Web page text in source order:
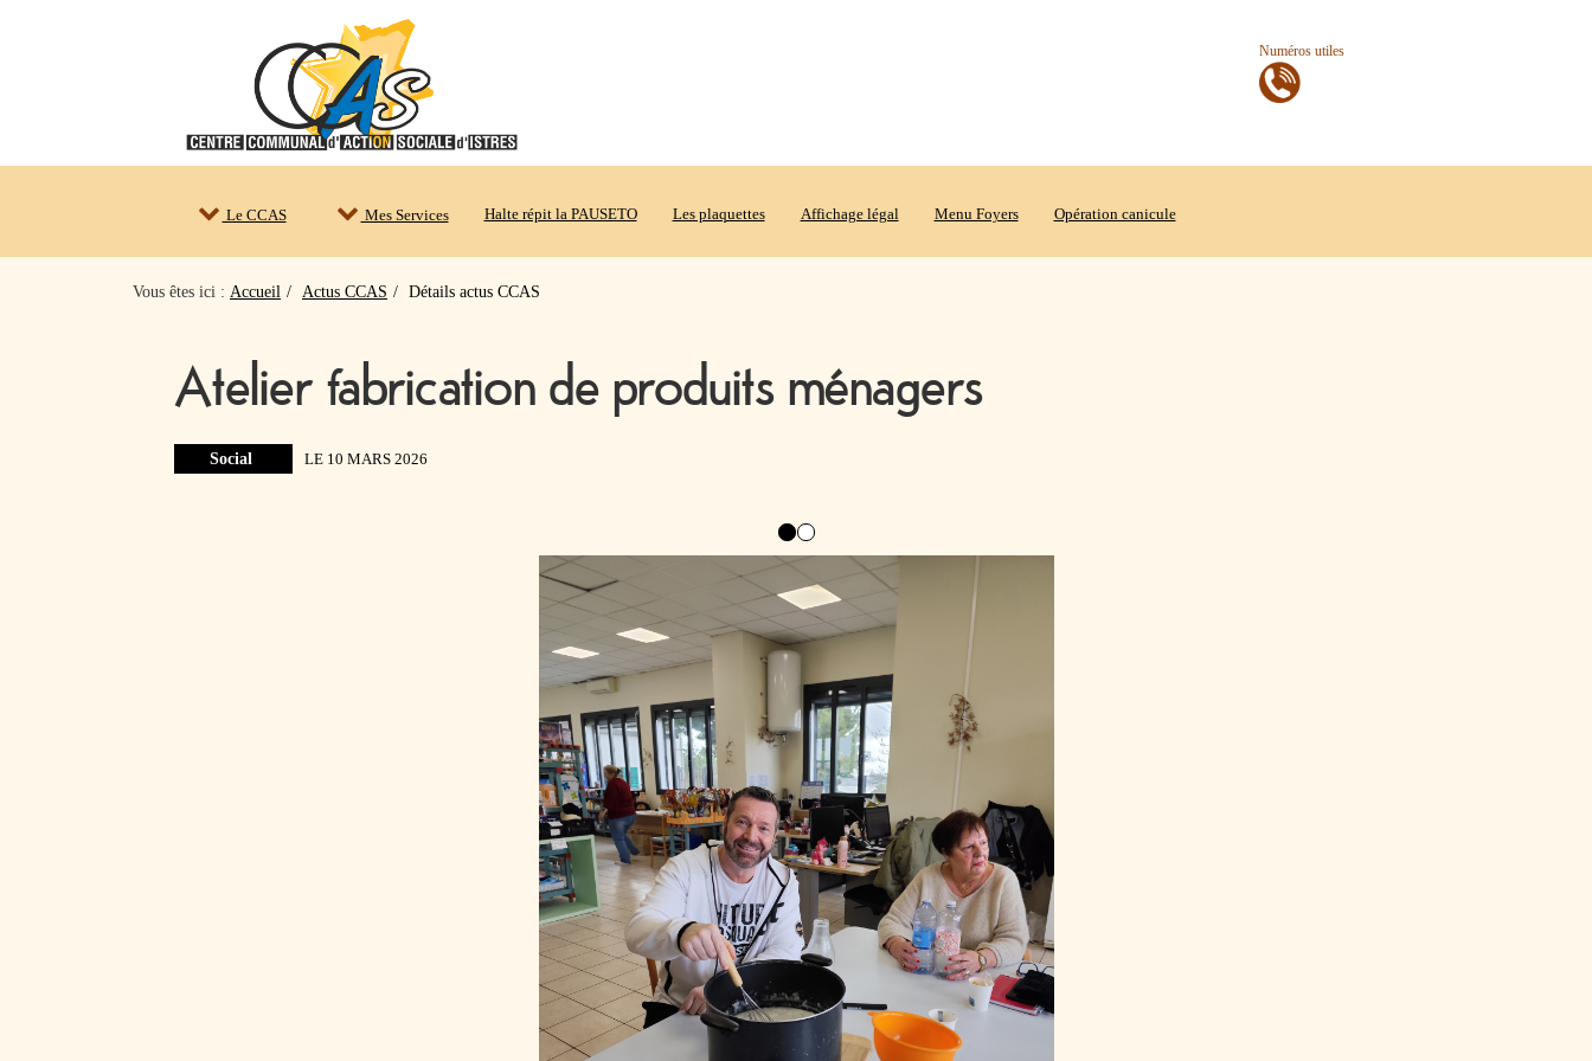
Numéros utiles
Le CCAS Mes Services Halte répit la PAUSETO Les plaquettes Affichage légal Menu Foyers Opération canicule
Vous êtes ici : Accueil Actus CCAS Détails actus CCAS
Atelier fabrication de produits ménagers
Social LE 10 MARS 2026